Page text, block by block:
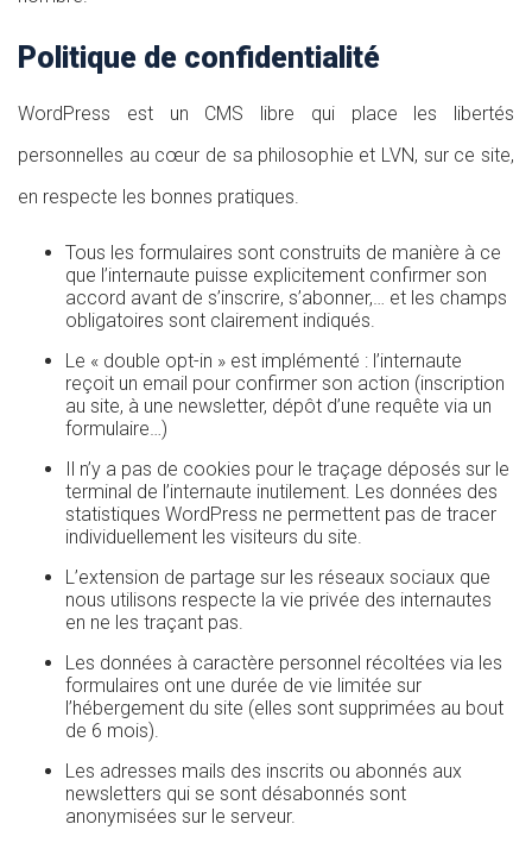
Politique de confidentialité
WordPress est un CMS libre qui place les libertés
personnelles au cœur de sa philosophie et LVN, sur ce site,
en respecte les bonnes pratiques.
Tous les formulaires sont construits de manière à ce
que l’internaute puisse explicitement confirmer son
accord avant de s’inscrire, s’abonner,… et les champs
obligatoires sont clairement indiqués.
Le « double opt-in » est implémenté : l’internaute
reçoit un email pour confirmer son action (inscription
au site, à une newsletter, dépôt d’une requête via un
formulaire…)
Il n’y a pas de cookies pour le traçage déposés sur le
terminal de l’internaute inutilement. Les données des
statistiques WordPress ne permettent pas de tracer
individuellement les visiteurs du site.
L’extension de partage sur les réseaux sociaux que
nous utilisons respecte la vie privée des internautes
en ne les traçant pas.
Les données à caractère personnel récoltées via les
formulaires ont une durée de vie limitée sur
l’hébergement du site (elles sont supprimées au bout
de 6 mois).
Les adresses mails des inscrits ou abonnés aux
newsletters qui se sont désabonnés sont
anonymisées sur le serveur.